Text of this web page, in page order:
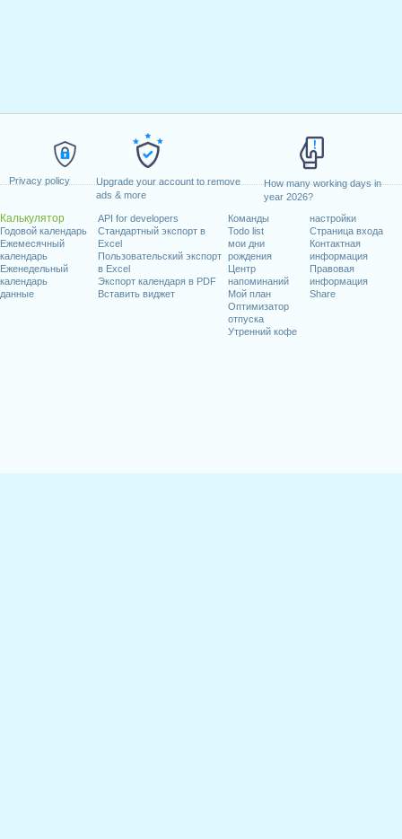
Privacy policy
Upgrade your account to remove
ads & more
How many working days in
year 2026?
Калькулятор
Годовой календарь
Ежемесячный
календарь
Еженедельный
календарь
данные
API for developers
Стандартный экспорт в
Excel
Пользовательский экспорт
в Excel
Экспорт календаря в PDF
Вставить виджет
Команды
Todo list
мои дни
рождения
Центр
напоминаний
Мой план
Оптимизатор
отпуска
Утренний кофе
настройки
Страница входа
Контактная
информация
Правовая
информация
Share